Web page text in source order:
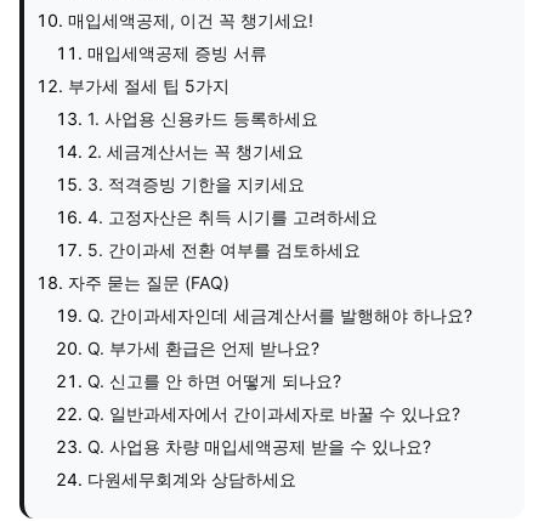
매입세액공제, 이건 꼭 챙기세요!
매입세액공제 증빙 서류
부가세 절세 팁 5가지
1. 사업용 신용카드 등록하세요
2. 세금계산서는 꼭 챙기세요
3. 적격증빙 기한을 지키세요
4. 고정자산은 취득 시기를 고려하세요
5. 간이과세 전환 여부를 검토하세요
자주 묻는 질문 (FAQ)
Q. 간이과세자인데 세금계산서를 발행해야 하나요?
Q. 부가세 환급은 언제 받나요?
Q. 신고를 안 하면 어떻게 되나요?
Q. 일반과세자에서 간이과세자로 바꿀 수 있나요?
Q. 사업용 차량 매입세액공제 받을 수 있나요?
다원세무회계와 상담하세요